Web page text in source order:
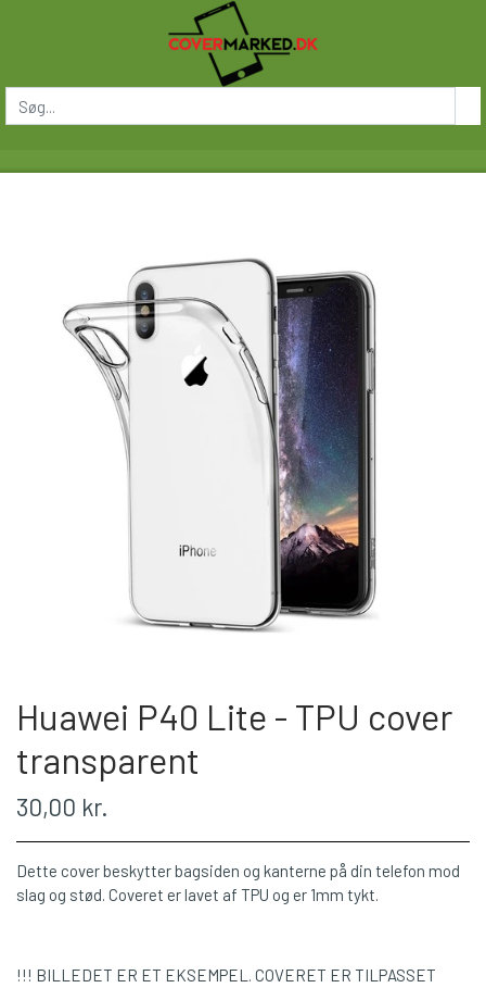
Huawei P40 Lite - TPU cover
transparent
30,00 kr.
Dette cover beskytter bagsiden og kanterne på din telefon mod
slag og stød. Coveret er lavet af TPU og er 1mm tykt.
!!! BILLEDET ER ET EKSEMPEL. COVERET ER TILPASSET